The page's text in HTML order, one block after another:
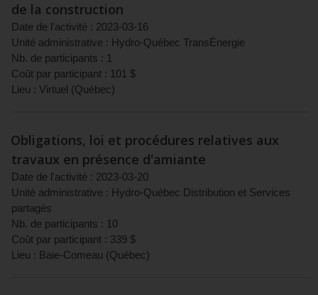
de la construction
Date de l'activité : 2023-03-16
Unité administrative : Hydro-Québec TransÉnergie
Nb. de participants : 1
Coût par participant : 101 $
Lieu : Virtuel (Québec)
Obligations, loi et procédures relatives aux
travaux en présence d'amiante
Date de l'activité : 2023-03-20
Unité administrative : Hydro-Québec Distribution et Services
partagés
Nb. de participants : 10
Coût par participant : 339 $
Lieu : Baie-Comeau (Québec)